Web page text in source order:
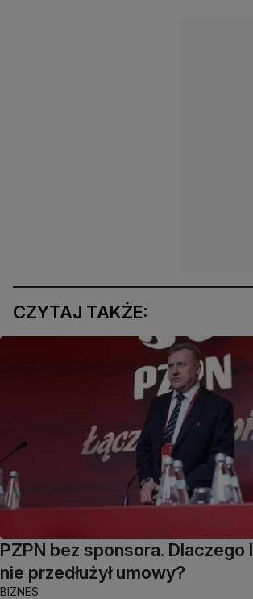
CZYTAJ TAKŻE:
PZPN bez sponsora. Dlaczego
nie przedłużył umowy?
BIZNES